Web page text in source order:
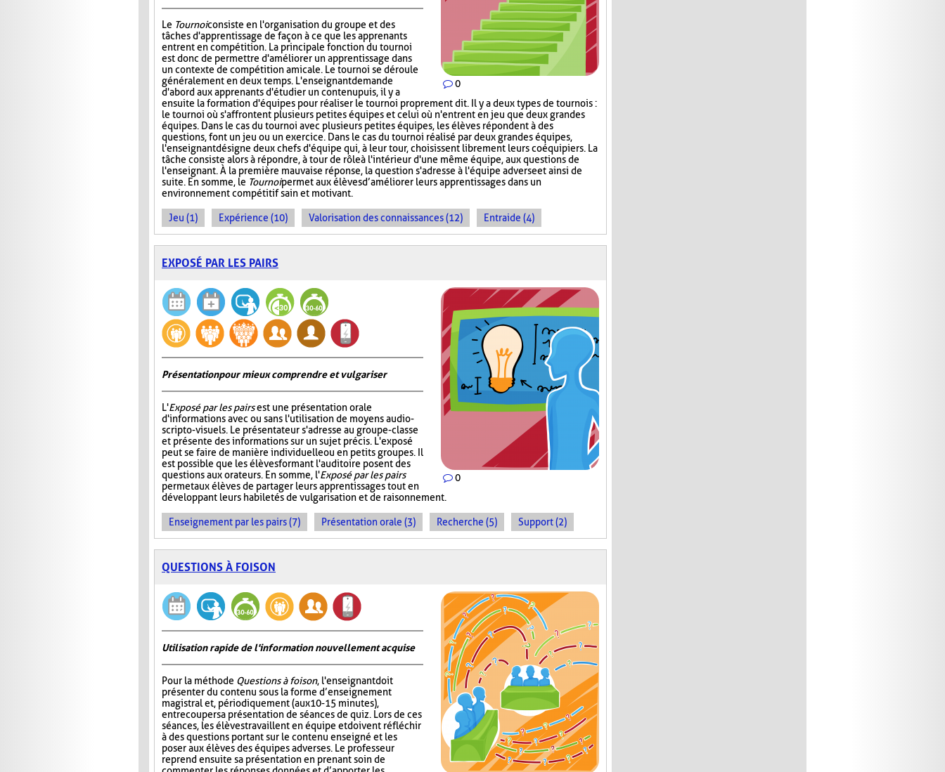
0
Le Tournoiconsiste en l'organisation du groupe et des
tâches d'apprentissage de façon à ce que les apprenants
entrent en compétition. La principale fonction du tournoi
est donc de permettre d'améliorer un apprentissage dans
un contexte de compétition amicale. Le tournoi se déroule
généralement en deux temps. L'enseignant demande
d'abord aux apprenants d'étudier un contenu puis, il y a
ensuite la formation d'équipes pour réaliser le tournoi proprement dit. Il y a deux types de tournois :
le tournoi où s'affrontent plusieurs petites équipes et celui où n'entrent en jeu que deux grandes
équipes. Dans le cas du tournoi avec plusieurs petites équipes, les élèves répondent à des
questions, font un jeu ou un exercice. Dans le cas du tournoi réalisé par deux grandes équipes,
l'enseignant désigne deux chefs d'équipe qui, à leur tour, choisissent librement leurs coéquipiers. La
tâche consiste alors à répondre, à tour de rôle à l'intérieur d'une même équipe, aux questions de
l'enseignant. À la première mauvaise réponse, la question s'adresse à l'équipe adverse et ainsi de
suite. En somme, le Tournoipermet aux élèves d’améliorer leurs apprentissages dans un
environnement compétitif sain et motivant.
Jeu (1) Expérience (10) Valorisation des connaissances (12) Entraide (4)
EXPOSÉ PAR LES PAIRS
0
Présentation pour mieux comprendre et vulgariser
L'Exposé par les pairsest une présentation orale
d'informations avec ou sans l'utilisation de moyens audio-
scripto-visuels. Le présentateur s'adresse au groupe-classe
et présente des informations sur un sujet précis. L'exposé
peut se faire de manière individuelle ou en petits groupes. Il
est possible que les élèves formant l'auditoire posent des
questions aux orateurs. En somme, l'Exposé par les pairs
permet aux élèves de partager leurs apprentissages tout en
développant leurs habiletés de vulgarisation et de raisonnement.
Enseignement par les pairs (7) Présentation orale (3) Recherche (5) Support (2)
QUESTIONS À FOISON
Utilisation rapide de l'information nouvellement acquise
Pour la méthode Questions à foison, l'enseignant doit
présenter du contenu sous la forme d’enseignement
magistral et, périodiquement (aux 10-15 minutes),
entrecouper sa présentation de séances de quiz. Lors de ces
séances, les élèves travaillent en équipe et doivent réfléchir
à des questions portant sur le contenu enseigné et les
poser aux élèves des équipes adverses. Le professeur
reprend ensuite sa présentation en prenant soin de